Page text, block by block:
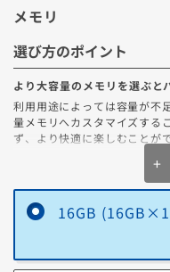
Standard
Cybenetics認証
電源の効率+静音性を表す指標
メモリ
選び方のポイント
より大容量のメモリを選ぶと
利用用途によっては容量が不
量メモリへカスタマイズする
ず、より快適に楽しむことが
メモリ容量の選び方
16GB
一般的なゲーム
同時使用する場
+
16GB